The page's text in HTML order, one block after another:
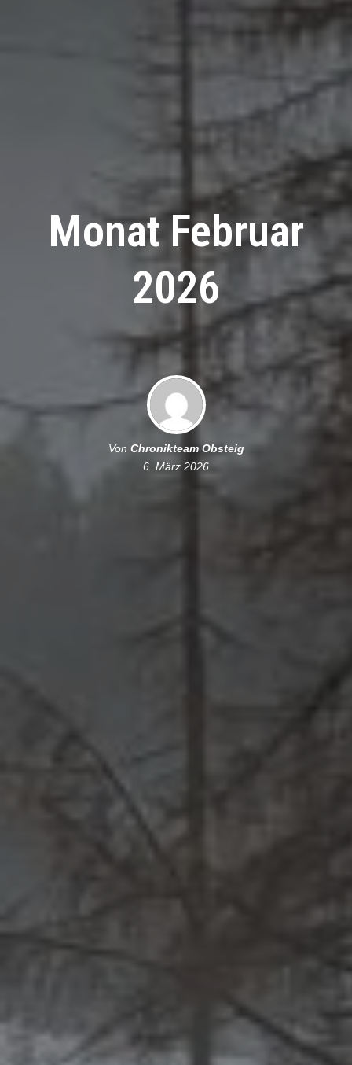
Monat Februar
2026
Von Chronikteam Obsteig
6. März 2026